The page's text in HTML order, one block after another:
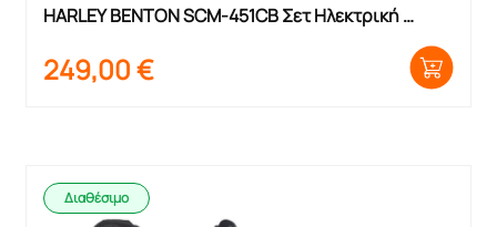
HARLEY BENTON SCM-451CB Σετ Ηλεκτρική
249,00€
Διαθέσιμο